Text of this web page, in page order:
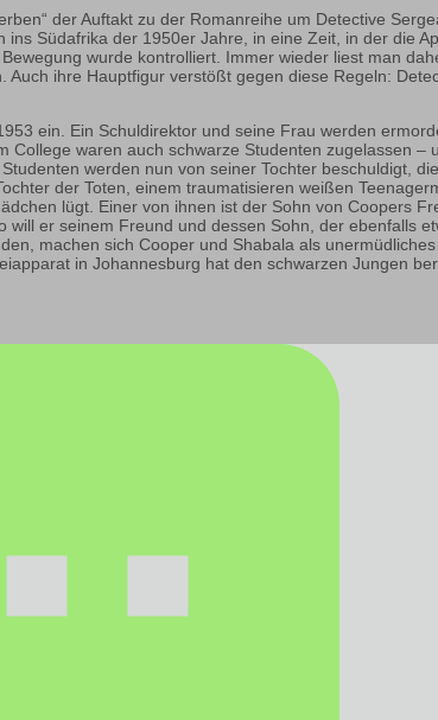
der Auftakt zu der Romanreihe um Detective
ins Südafrika der 1950er Jahre, in eine Zeit, in der die
wurde kontrolliert. Immer wieder liest man
ihre Hauptfigur verstößt gegen diese Regeln:
ein. Ein Schuldirektor und seine Frau werden
College waren auch schwarze Studenten zugelassen
werden nun von seiner Tochter beschuldigt,
der Toten, einem traumatisieren weißen
lügt. Einer von ihnen ist der Sohn von Coopers
will er seinem Freund und dessen Sohn, der ebenfalls
machen sich Cooper und Shabala als
in Johannesburg hat den schwarzen Jungen